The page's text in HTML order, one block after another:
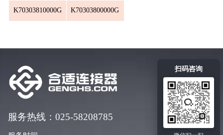
扫码咨询
K70303810000G K70303800000G
服务热线：025-58208785